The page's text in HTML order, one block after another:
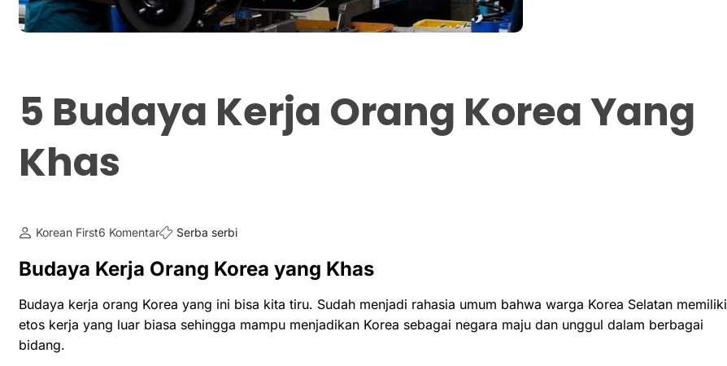
5 Budaya Kerja Orang Korea Yang
Khas
Korean First6 Komentar Serba serbi
Budaya Kerja Orang Korea yang Khas
Budaya kerja orang Korea yang ini bisa kita tiru. Sudah menjadi rahasia umum bahwa warga Korea Selatan memiliki
etos kerja yang luar biasa sehingga mampu menjadikan Korea sebagai negara maju dan unggul dalam berbagai
bidang.